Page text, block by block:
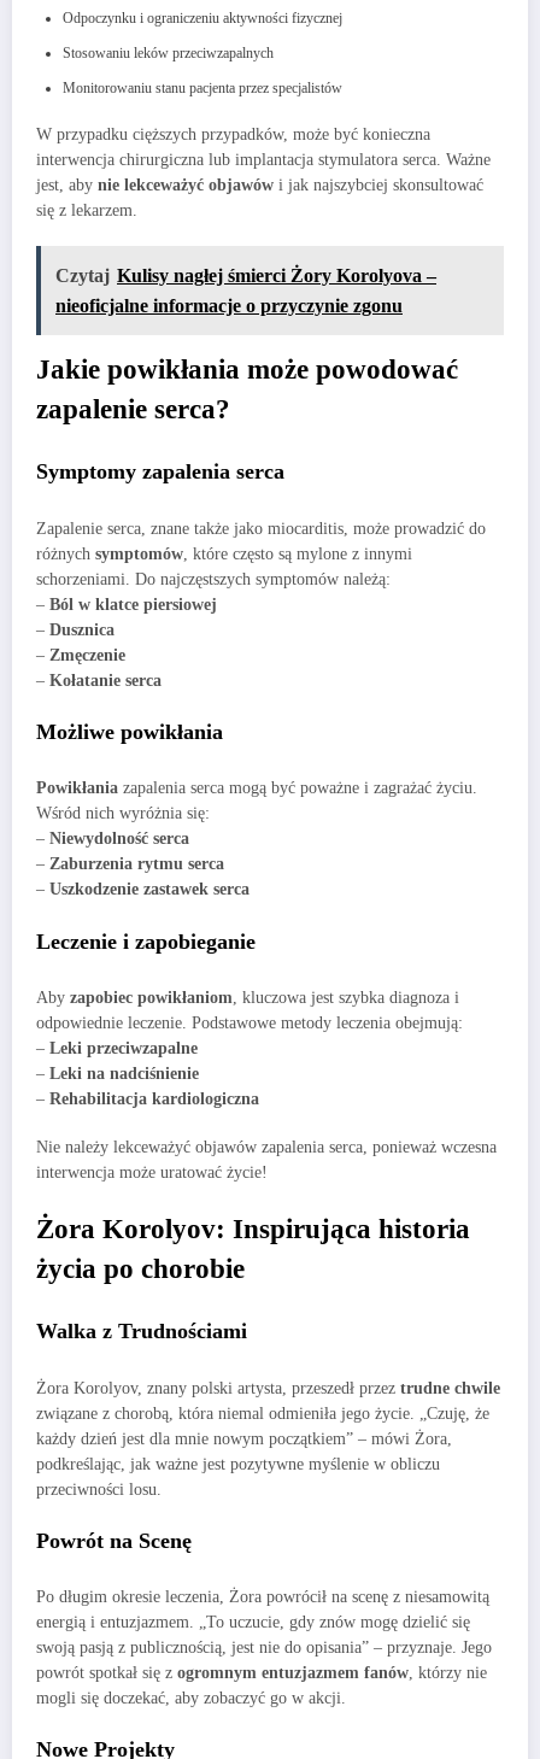
Odpoczynku i ograniczeniu aktywności fizycznej
Stosowaniu leków przeciwzapalnych
Monitorowaniu stanu pacjenta przez specjalistów
W przypadku cięższych przypadków, może być konieczna
interwencja chirurgiczna lub implantacja stymulatora serca. Ważne
jest, aby nie lekceważyć objawów i jak najszybciej skonsultować
się z lekarzem.
Czytaj Kulisy nagłej śmierci Żory Korolyova –
nieoficjalne informacje o przyczynie zgonu
Jakie powikłania może powodować
zapalenie serca?
Symptomy zapalenia serca
Zapalenie serca, znane także jako miocarditis, może prowadzić do
różnych symptomów , które często są mylone z innymi
schorzeniami. Do najczęstszych symptomów należą:
– Ból w klatce piersiowej
– Dusznica
– Zmęczenie
– Kołatanie serca
Możliwe powikłania
Powikłania zapalenia serca mogą być poważne i zagrażać życiu.
Wśród nich wyróżnia się:
– Niewydolność serca
– Zaburzenia rytmu serca
– Uszkodzenie zastawek serca
Leczenie i zapobieganie
Aby zapobiec powikłaniom, kluczowa jest szybka diagnoza i
odpowiednie leczenie. Podstawowe metody leczenia obejmują:
– Leki przeciwzapalne
– Leki na nadciśnienie
– Rehabilitacja kardiologiczna
Nie należy lekceważyć objawów zapalenia serca, ponieważ wczesna
interwencja może uratować życie!
Żora Korolyov: Inspirująca historia
życia po chorobie
Walka z Trudnościami
Żora Korolyov, znany polski artysta, przeszedł przez trudne chwile
związane z chorobą, która niemal odmieniła jego życie. „Czuję, że
każdy dzień jest dla mnie nowym początkiem” – mówi Żora,
podkreślając, jak ważne jest pozytywne myślenie w obliczu
przeciwności losu.
Powrót na Scenę
Po długim okresie leczenia, Żora powrócił na scenę z niesamowitą
energią i entuzjazmem. „To uczucie, gdy znów mogę dzielić się
swoją pasją z publicznością, jest nie do opisania” – przyznaje. Jego
powrót spotkał się z ogromnym entuzjazmem fanów, którzy nie
mogli się doczekać, aby zobaczyć go w akcji.
Nowe Projekty